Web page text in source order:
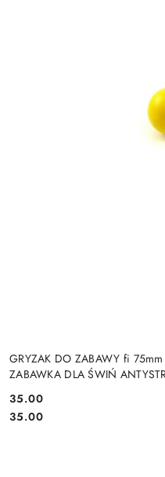
GRYZAK DO ZABAWY fi 75mm
ZABAWKA DLA ŚWIŃ
Cena:
35.00
Cena:
35.00